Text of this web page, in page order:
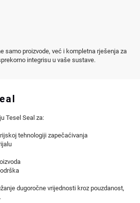
samo proizvode, već i kompletna rješenja za
integrisu u vaše sustave.
Tesel Seal za:
tehnologiji zapečaćivanja
dugoročne vrijednosti kroz pouzdanost,